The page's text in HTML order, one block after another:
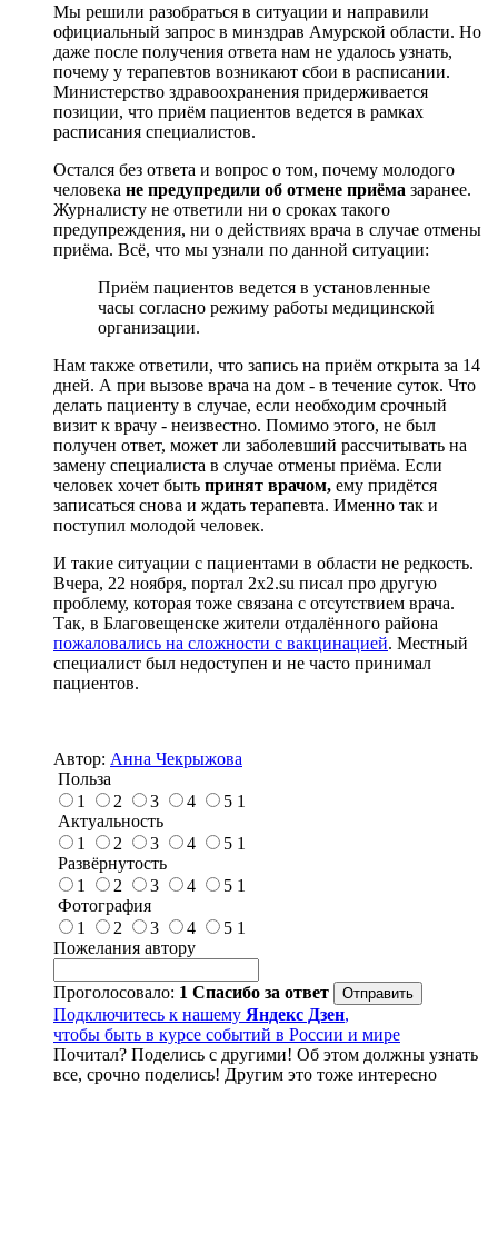
Мы решили разобраться в ситуации и направили
официальный запрос в минздрав Амурской области. Но
даже после получения ответа нам не удалось узнать,
почему у терапевтов возникают сбои в расписании.
Министерство здравоохранения придерживается
позиции, что приём пациентов ведется в рамках
расписания специалистов.
Остался без ответа и вопрос о том, почему молодого
человека не предупредили об отмене приёма заранее.
Журналисту не ответили ни о сроках такого
предупреждения, ни о действиях врача в случае отмены
приёма. Всё, что мы узнали по данной ситуации:
Приём пациентов ведется в установленные
часы согласно режиму работы медицинской
организации.
Нам также ответили, что запись на приём открыта за 14
дней. А при вызове врача на дом - в течение суток. Что
делать пациенту в случае, если необходим срочный
визит к врачу - неизвестно. Помимо этого, не был
получен ответ, может ли заболевший рассчитывать на
замену специалиста в случае отмены приёма. Если
человек хочет быть принят врачом, ему придётся
записаться снова и ждать терапевта. Именно так и
поступил молодой человек.
И такие ситуации с пациентами в области не редкость.
Вчера, 22 ноября, портал 2x2.su писал про другую
проблему, которая тоже связана с отсутствием врача.
Так, в Благовещенске жители отдалённого района
пожаловались на сложности с вакцинацией. Местный
специалист был недоступен и не часто принимал
пациентов.
Автор: Анна Чекрыжова
Польза
1
2 3 4 5 1
Актуальность
1
2 3 4 5 1
Развёрнутость
1
2 3 4 5 1
Фотография
1
2 3 4 5 1
Пожелания автору
Проголосовало: 1 Спасибо за ответ
Подключитесь к нашему Яндекс Дзен,
чтобы быть в курсе событий в России и мире
Почитал? Поделись с другими! Об этом должны узнать
все, срочно поделись! Другим это тоже интересно